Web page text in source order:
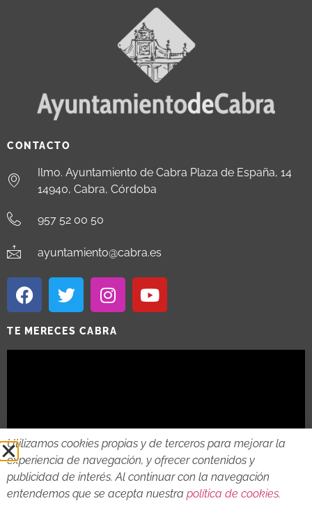
CONTACTO
Ilmo. Ayuntamiento de Cabra Plaza de España, 14
14940, Cabra, Córdoba
957 52 00 50
ayuntamiento@cabra.es
TE MERECES CABRA
2018 - 2026 © AYTO DE CABRA AVISO LEGAL
Utilizamos cookies propias y de terceros para mejorar la
experiencia de navegación, y ofrecer contenidos y
publicidad de interés. Al continuar con la navegación
entendemos que se acepta nuestra política de cookies.